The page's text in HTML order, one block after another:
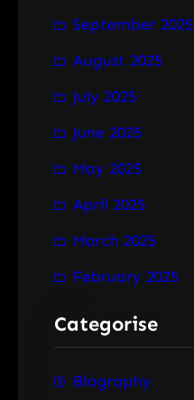
September 2025
August 2025
July 2025
June 2025
May 2025
April 2025
March 2025
February 2025
Categorise
Biography